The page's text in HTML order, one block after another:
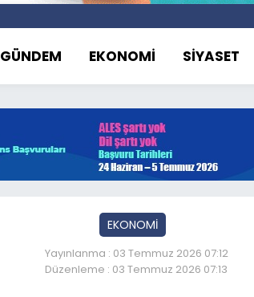
GÜNDEM EKONOMİ SİYASET
EKONOMİ
Yayınlanma : 03 Temmuz 2026 07:12
Düzenleme : 03 Temmuz 2026 07:13